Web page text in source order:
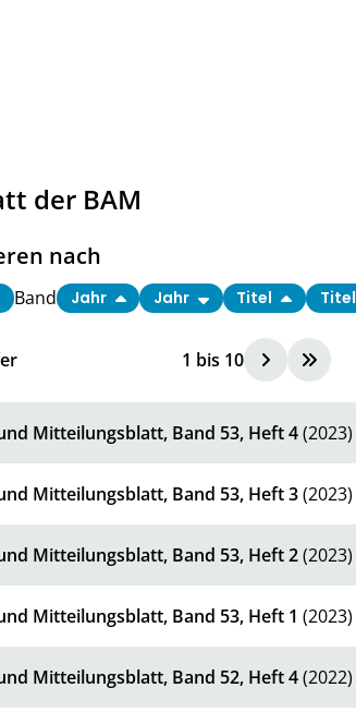
der BAM
1 bis 10
nach
Band Jahr Jahr Titel Titel
Mitteilungsblatt, Band 53, Heft 4(2023)
Mitteilungsblatt, Band 53, Heft 3(2023)
Mitteilungsblatt, Band 53, Heft 2(2023)
Mitteilungsblatt, Band 53, Heft 1 (2023)
Mitteilungsblatt, Band 52, Heft 4(2022)